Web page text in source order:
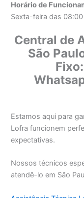
Horário de
Sexta-feira das
Central de
São
Fixo:
Estamos aqui para
Lofra funcionem
expectativas.
Nossos técnicos
atendê-lo em São